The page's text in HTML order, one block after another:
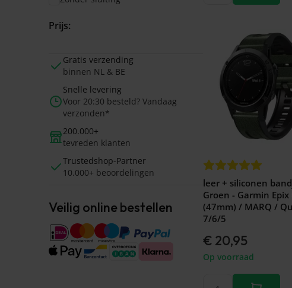
leer + siliconen
Groen - Garmin Epix
(47mm) / MARQ /
7/6/5
€ 20,95
Op voorraad
Prijs:
Gratis verzending
binnen NL & BE
Snelle levering
Voor 20:30 besteld? Vandaag
verzonden*
200.000+
tevreden klanten
Trustedshop-Partner
10.000+ beoordelingen
Veilig online bestellen